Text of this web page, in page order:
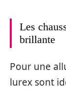
Les
brillante
Pour une
lurex sont